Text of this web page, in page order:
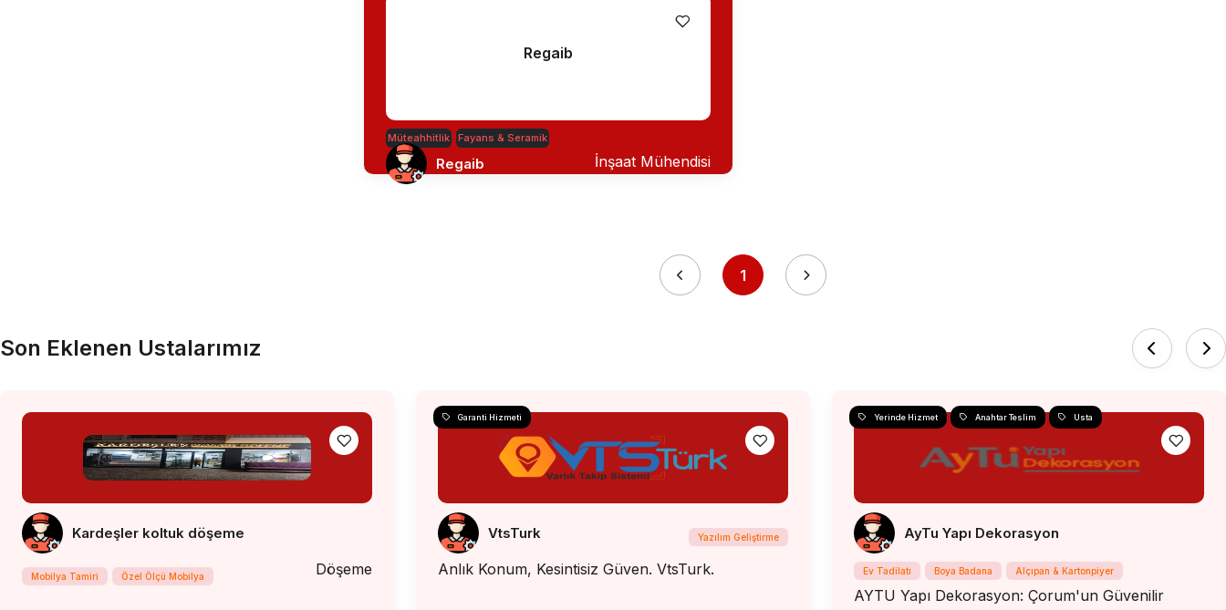
Regaib
Müteahhitlik Fayans & Seramik
Regaib İnşaat Mühendisi
1
Son Eklenen Ustalarımız
Kardeşler koltuk döşeme
Mobilya Tamiri Özel Ölçü Mobilya Döşeme
Garanti Hizmeti
VtsTurk Yazılım Geliştirme
Anlık Konum, Kesintisiz Güven. VtsTurk.
Yerinde Hizmet Anahtar Teslim Usta
AyTu Yapı Dekorasyon
Ev Tadilatı Boya Badana Alçıpan & Kartonpiyer
AYTU Yapı Dekorasyon: Çorum'un Güvenilir